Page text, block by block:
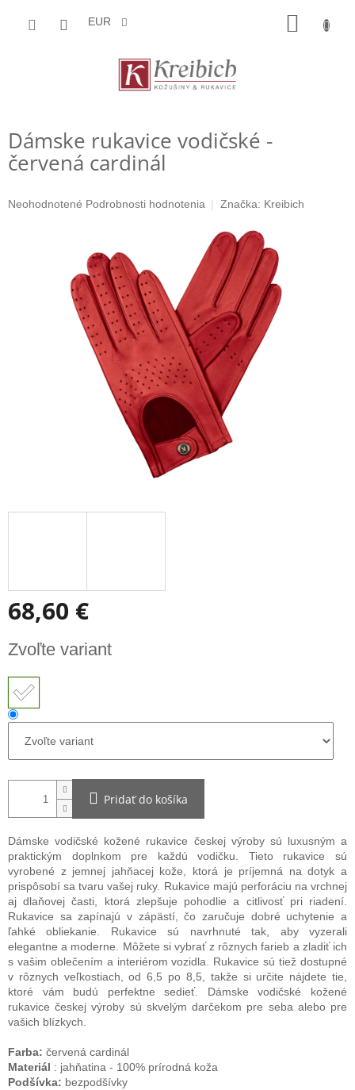
EUR
Dámske rukavice vodičské -
červená cardinál
Priemerné
Neohodnotené Podrobnosti hodnotenia Značka: Kreibich
68,60 €
cena:
Zvoľte variant
Pridať do košíka
Dámske vodičské kožené rukavice českej výroby sú luxusným a
praktickým doplnkom pre každú vodičku. Tieto rukavice sú
vyrobené z jemnej jahňacej kože, ktorá je príjemná na dotyk a
prispôsobí sa tvaru vašej ruky. Rukavice majú perforáciu na vrchnej
aj dlaňovej časti, ktorá zlepšuje pohodlie a citlivosť pri riadení.
Rukavice sa zapínajú v zápästí, čo zaručuje dobré uchytenie a
ľahké obliekanie. Rukavice sú navrhnuté tak, aby vyzerali
elegantne a moderne. Môžete si vybrať z rôznych farieb a zladiť ich
s vašim oblečením a interiérom vozidla. Rukavice sú tiež dostupné
v rôznych veľkostiach, od 6,5 po 8,5, takže si určite nájdete tie,
ktoré vám budú perfektne sedieť. Dámske vodičské kožené
rukavice českej výroby sú skvelým darčekom pre seba alebo pre
vašich blízkych.
Farba: červená cardinál
Materiál : jahňatina - 100% prírodná koža
Podšívka: bezpodšívky